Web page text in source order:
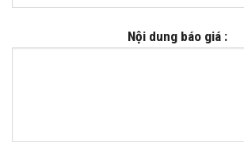
Nội dung báo giá :